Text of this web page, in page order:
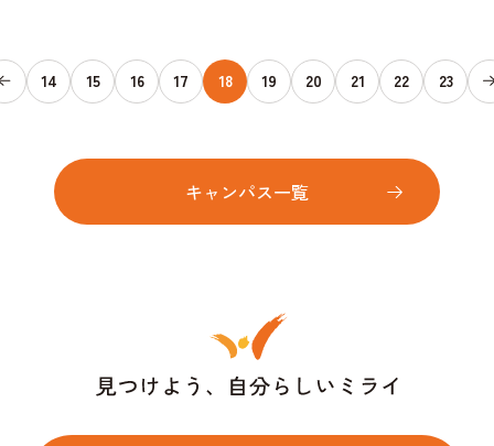
14 15 16 17 18 19 20 21 22 23
キャンパス一覧